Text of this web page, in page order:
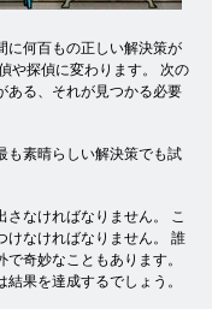
に何百もの正しい解決策が
や探偵に変わります。 次の
ある、それが見つかる必要
も素晴らしい解決策でも試
なければなりません。 こ
けなければなりません。 誰
奇妙なこともあります。
果を達成するでしょう。